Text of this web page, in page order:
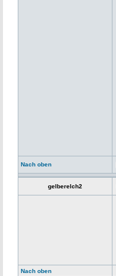
Nach oben
gelberelch2
Nach oben